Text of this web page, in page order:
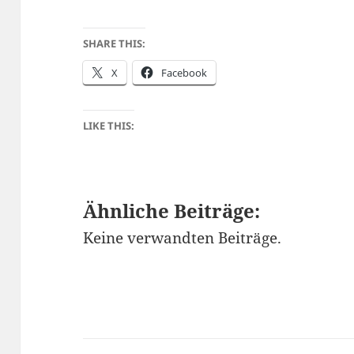
SHARE THIS:
X Facebook
LIKE THIS:
Ähnliche Beiträge:
Keine verwandten Beiträge.